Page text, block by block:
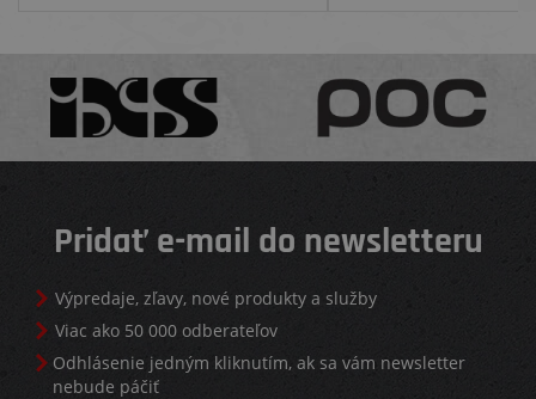
Pridať e-mail do newsletteru
Výpredaje, zľavy, nové produkty a služby
Viac ako 50 000 odberateľov
Odhlásenie jedným kliknutím, ak sa vám newsletter
nebude páčiť